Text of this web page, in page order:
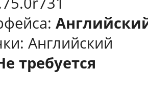
Английский
требуется